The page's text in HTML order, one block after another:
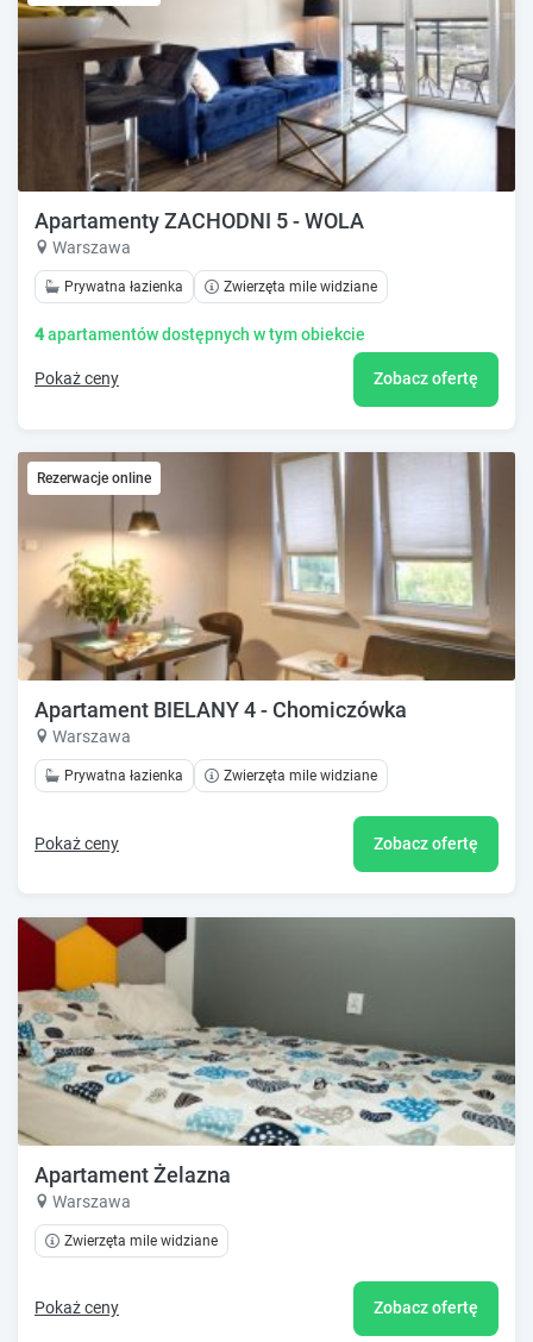
Apartamenty ZACHODNI 5 - WOLA
Warszawa
Prywatna łazienka Zwierzęta mile widziane
4apartamentów dostępnych w tym obiekcie
Pokaż ceny Zobacz ofertę
Rezerwacje online
Apartament BIELANY 4 - Chomiczówka
Warszawa
Prywatna łazienka Zwierzęta mile widziane
Pokaż ceny Zobacz ofertę
Apartament Żelazna
Warszawa
Zwierzęta mile widziane
Pokaż ceny Zobacz ofertę